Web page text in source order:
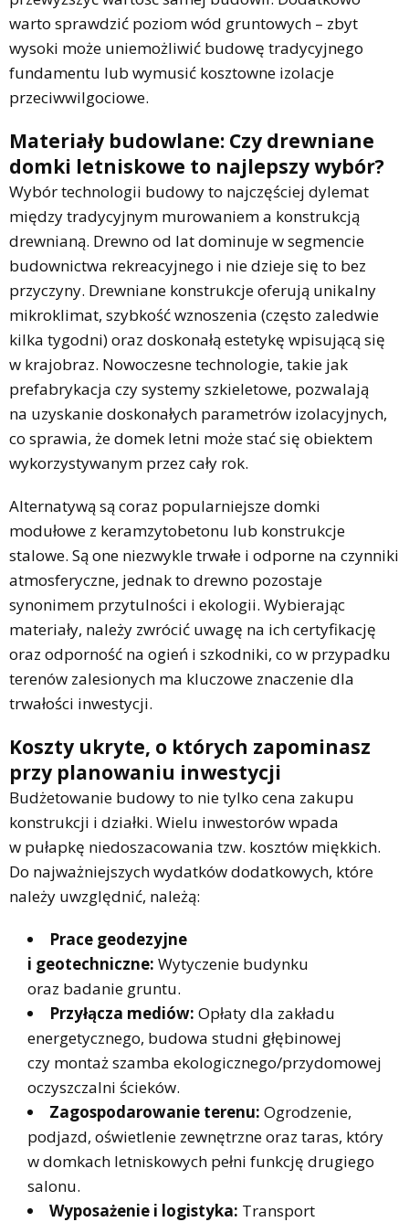
warto sprawdzić poziom wód gruntowych – zbyt
wysoki może uniemożliwić budowę tradycyjnego
fundamentu lub wymusić kosztowne izolacje
przeciwwilgociowe.
Materiały budowlane: Czy drewniane
domki letniskowe to najlepszy wybór?
Wybór technologii budowy to najczęściej dylemat
między tradycyjnym murowaniem a konstrukcją
drewnianą. Drewno od lat dominuje w segmencie
budownictwa rekreacyjnego i nie dzieje się to bez
przyczyny. Drewniane konstrukcje oferują unikalny
mikroklimat, szybkość wznoszenia (często zaledwie
kilka tygodni) oraz doskonałą estetykę wpisującą się
w krajobraz. Nowoczesne technologie, takie jak
prefabrykacja czy systemy szkieletowe, pozwalają
na uzyskanie doskonałych parametrów izolacyjnych,
co sprawia, że domek letni może stać się obiektem
wykorzystywanym przez cały rok.
Alternatywą są coraz popularniejsze domki
modułowe z keramzytobetonu lub konstrukcje
stalowe. Są one niezwykle trwałe i odporne na czynniki
atmosferyczne, jednak to drewno pozostaje
synonimem przytulności i ekologii. Wybierając
materiały, należy zwrócić uwagę na ich certyfikację
oraz odporność na ogień i szkodniki, co w przypadku
terenów zalesionych ma kluczowe znaczenie dla
trwałości inwestycji.
Koszty ukryte, o których zapominasz
przy planowaniu inwestycji
Budżetowanie budowy to nie tylko cena zakupu
konstrukcji i działki. Wielu inwestorów wpada
w pułapkę niedoszacowania tzw. kosztów miękkich.
Do najważniejszych wydatków dodatkowych, które
należy uwzględnić, należą:
Prace geodezyjne
i geotechniczne: Wytyczenie budynku
oraz badanie gruntu.
Przyłącza mediów: Opłaty dla zakładu
energetycznego, budowa studni głębinowej
czy montaż szamba ekologicznego/przydomowej
oczyszczalni ścieków.
Zagospodarowanie terenu: Ogrodzenie,
podjazd, oświetlenie zewnętrzne oraz taras, który
w domkach letniskowych pełni funkcję drugiego
salonu.
Wyposażenie i logistyka: Transport